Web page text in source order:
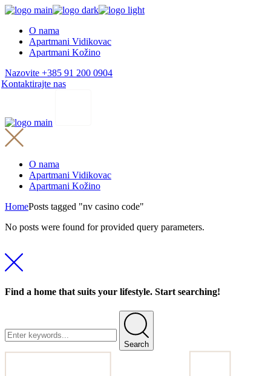
Skip
content
O nama
Apartmani Vidikovac
Apartmani Kožino
Nazovite +385 91 200 0904
Kontaktirajte nas
O nama
Apartmani Vidikovac
Apartmani Kožino
HomePosts tagged "nv casino code"
No posts were found for provided query parameters.
Find a home that suits your lifestyle. Start searching!
Search